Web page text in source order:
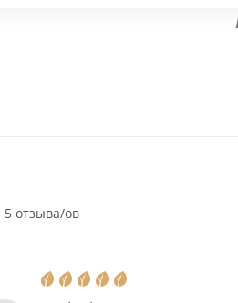
5 отзыва/ов